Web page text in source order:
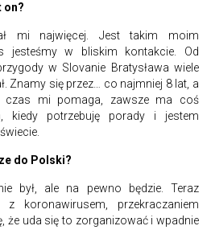
on?
mi najwięcej. Jest takim moim
jesteśmy w bliskim kontakcie. Od
w Slovanie Bratysława wiele
Znamy się przez… co najmniej 8 lat, a
czas mi pomaga, zawsze ma coś
kiedy potrzebuję porady i jestem
do Polski?
był, ale na pewno będzie. Teraz
koronawirusem, przekraczaniem
że uda się to zorganizować i wpadnie